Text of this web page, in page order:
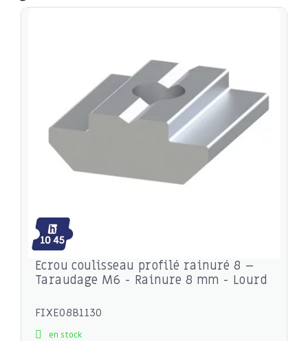
Ecrou coulisseau profilé rainuré 8 –
Taraudage M6 - Rainure 8 mm - Lourd
FIXE08B1130
en stock